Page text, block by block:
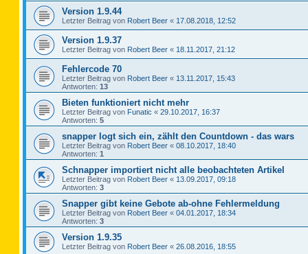
Version 1.9.44
Letzter Beitrag von Robert Beer « 17.08.2018, 12:52
Version 1.9.37
Letzter Beitrag von Robert Beer « 18.11.2017, 21:12
Fehlercode 70
Letzter Beitrag von Robert Beer « 13.11.2017, 15:43
Antworten: 13
Bieten funktioniert nicht mehr
Letzter Beitrag von Funatic « 29.10.2017, 16:37
Antworten: 5
snapper logt sich ein, zählt den Countdown - das wars
Letzter Beitrag von Robert Beer « 08.10.2017, 18:40
Antworten: 1
Schnapper importiert nicht alle beobachteten Artikel
Letzter Beitrag von Robert Beer « 13.09.2017, 09:18
Antworten: 3
Snapper gibt keine Gebote ab-ohne Fehlermeldung
Letzter Beitrag von Robert Beer « 04.01.2017, 18:34
Antworten: 3
Version 1.9.35
Letzter Beitrag von Robert Beer « 26.08.2016, 18:55